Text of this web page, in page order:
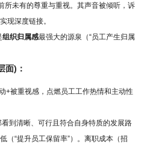
所未有的尊重与重视。其声音被倾听，诉
现深度链接。
组织归属感最强大的源泉（“员工产生归属
面)：
+被重视感，点燃员工工作热情和主动性
到清晰、可行且符合自身特质的发展路
（“提升员工保留率”）。离职成本（招